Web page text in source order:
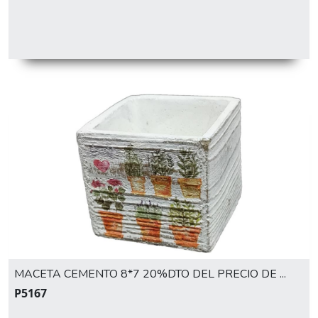
MACETA CEMENTO 8*7 20%DTO DEL PRECIO DE ...
P5167